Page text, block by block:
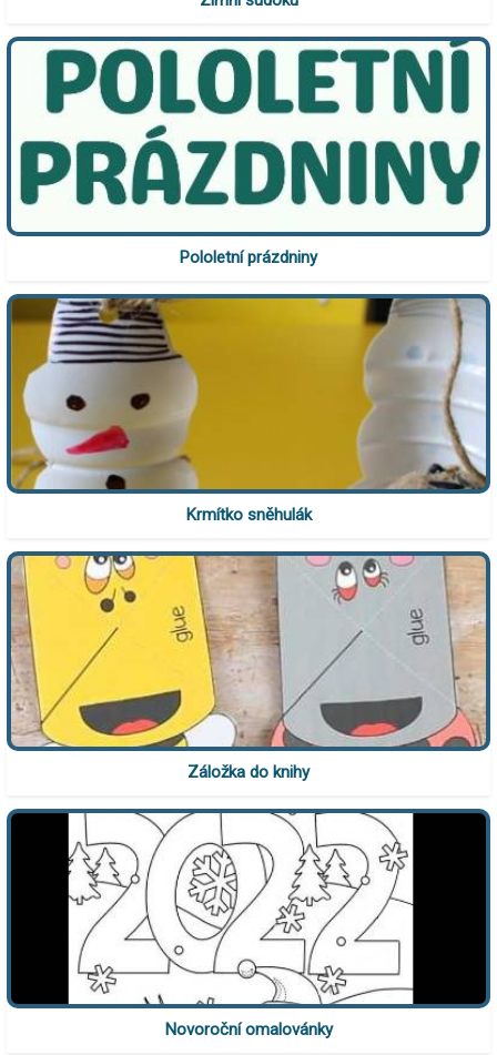
Pololetní prázdniny
Krmítko sněhulák
Záložka do knihy
Novoroční omalovánky